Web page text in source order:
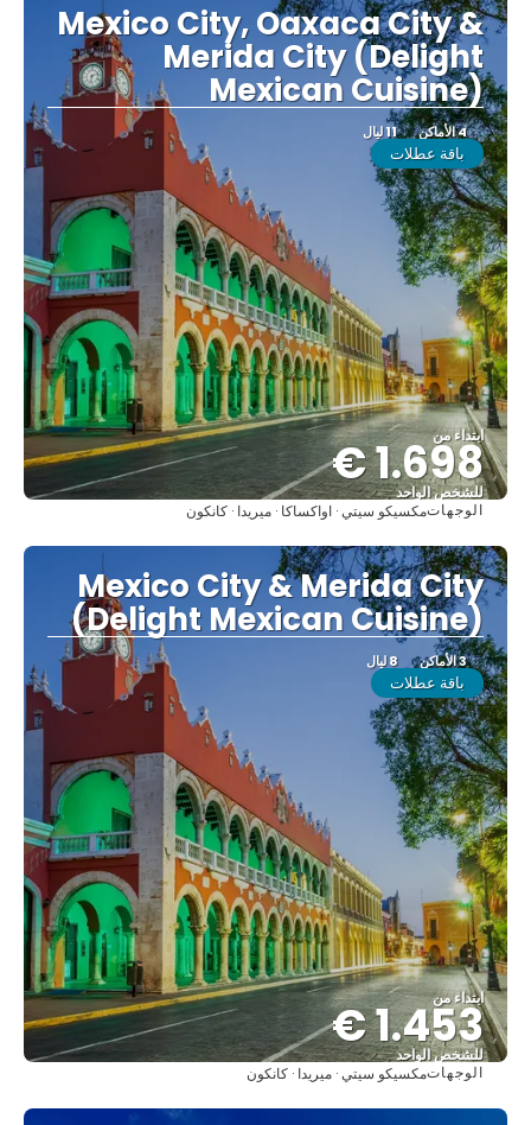
Mexico City, Oaxaca City &
Merida City (Delight
Mexican Cuisine)
4 الأماكن 11 ليال
باقة عطلات
ابتداء من
1.698 €
للشخص الواحد
شاهد
الوجهاتمكسيكو سيتي · اواكساكا · ميريدا · كانكون
Mexico City & Merida City
(Delight Mexican Cuisine)
3 الأماكن 8 ليال
باقة عطلات
ابتداء من
1.453 €
للشخص الواحد
شاهد
الوجهاتمكسيكو سيتي · ميريدا · كانكون